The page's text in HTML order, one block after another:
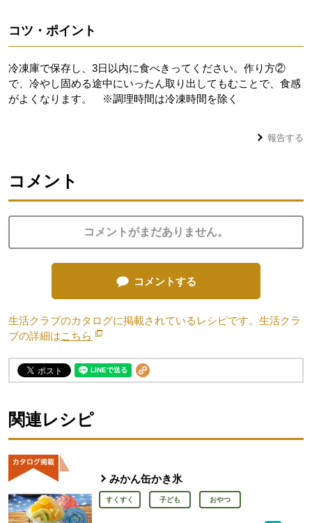
コツ・ポイント
冷凍庫で保存し、3日以内に食べきってください。作り方②
で、冷やし固める途中にいったん取り出してもむことで、食感
がよくなります。 ※調理時間は冷凍時間を除く
報告する
コメント
コメントがまだありません。
コメントする
生活クラブのカタログに掲載されているレシピです。生活クラ
ブの詳細はこちら 別のウィンドウで開きます。
関連レシピ
みかん缶かき氷
すくすく 子ども おやつ